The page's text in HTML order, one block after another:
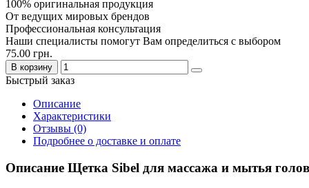
100% оригинальная продукция
От ведущих мировых брендов
Профессиональная консультация
Наши специалисты помогут Вам определиться с выбором
75.00 грн.
В корзину
Быстрый заказ
Описание
Характеристики
Отзывы (0)
Подробнее о доставке и оплате
Описание Щетка Sibel для массажа и мытья